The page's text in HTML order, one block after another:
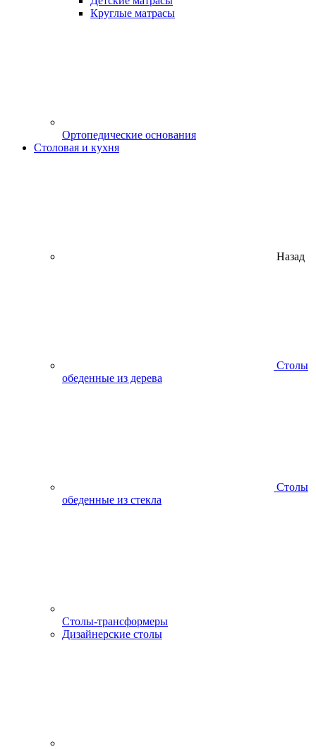
Круглые матрасы
Ортопедические основания
Столовая и кухня
Назад
Столы
обеденные из дерева
Столы
обеденные из стекла
Столы-трансформеры
Дизайнерские столы